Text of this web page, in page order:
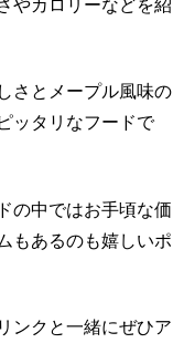
やカロリーなどを紹
さとメープル風味の
ッタリなフードで
の中ではお手頃な価
もあるのも嬉しいポ
ンクと一緒にぜひア